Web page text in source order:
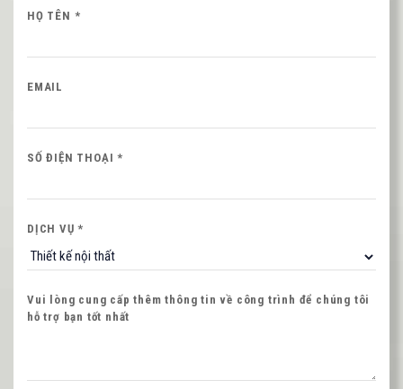
HỌ TÊN *
EMAIL
SỐ ĐIỆN THOẠI *
DỊCH VỤ *
Vui lòng cung cấp thêm thông tin về công trình để chúng tôi
hỗ trợ bạn tốt nhất
Quý khách vui lòng cung cấp thông tin để CAT
Nội dung
NHẬP MÃ HIỂN THỊ